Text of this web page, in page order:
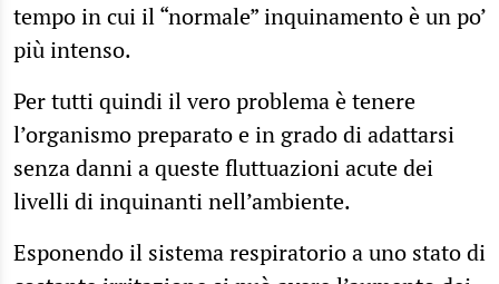
tempo in cui il “normale” inquinamento è un po’
più intenso.
Per tutti quindi il vero problema è tenere
l’organismo preparato e in grado di adattarsi
senza danni a queste fluttuazioni acute dei
livelli di inquinanti nell’ambiente.
Esponendo il sistema respiratorio a uno stato di